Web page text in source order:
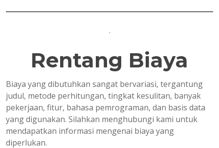
.
Rentang Biaya
Biaya yang dibutuhkan sangat bervariasi, tergantung
judul, metode perhitungan, tingkat kesulitan, banyak
pekerjaan, fitur, bahasa pemrograman, dan basis data
yang digunakan. Silahkan menghubungi kami untuk
mendapatkan informasi mengenai biaya yang
diperlukan.